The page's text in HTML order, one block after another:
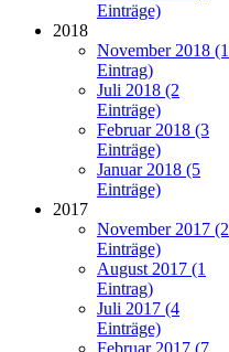
Einträge)
2018
November 2018 (1
Eintrag)
Juli 2018 (2
Einträge)
Februar 2018 (3
Einträge)
Januar 2018 (5
Einträge)
2017
November 2017 (2
Einträge)
August 2017 (1
Eintrag)
Juli 2017 (4
Einträge)
Februar 2017 (7